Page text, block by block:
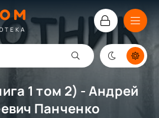
1 том 2) - Андрей
Панченко